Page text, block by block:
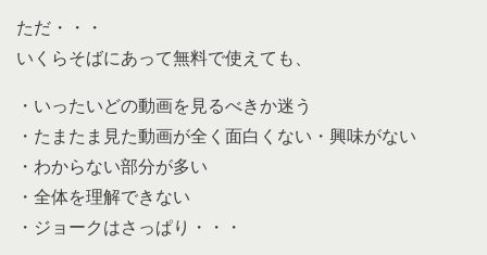
ただ・・・
いくらそばにあって無料で使えても、
・いったいどの動画を見るべきか迷う
・たまたま見た動画が全く面白くない・興味がない
・わからない部分が多い
・全体を理解できない
・ジョークはさっぱり・・・